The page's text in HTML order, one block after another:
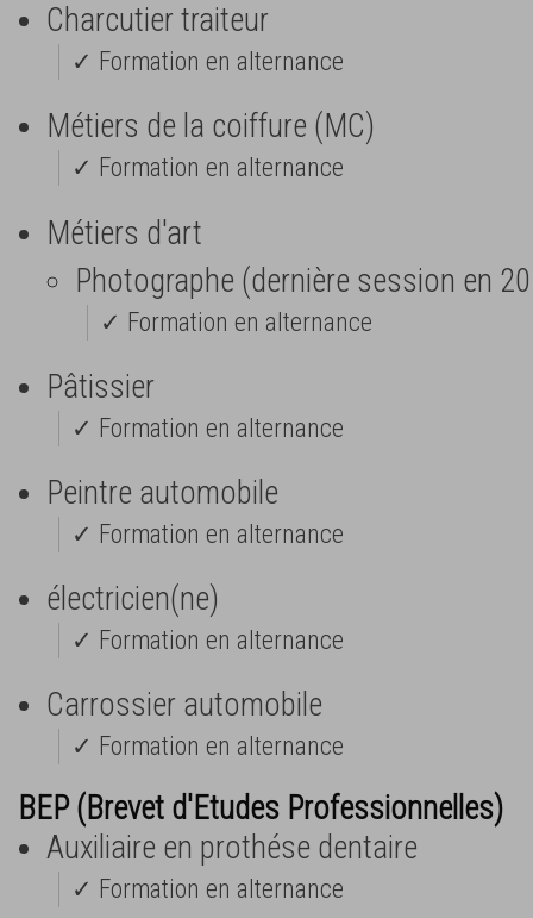
Charcutier traiteur
✓ Formation en alternance
Métiers de la coiffure (MC)
✓ Formation en alternance
Métiers d'art
Photographe (dernière session en
✓ Formation en alternance
Pâtissier
✓ Formation en alternance
Peintre automobile
✓ Formation en alternance
électricien(ne)
✓ Formation en alternance
Carrossier automobile
✓ Formation en alternance
BEP (Brevet d'Etudes Professionnelles)
Auxiliaire en prothése dentaire
✓ Formation en alternance